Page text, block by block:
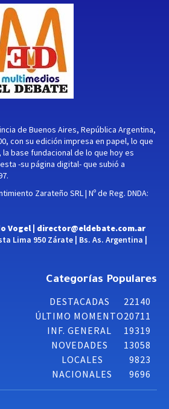
de Buenos Aires, República Argentina,
con su edición impresa en papel, lo que
base fundacional de lo que hoy es
-su página digital- que subió a
Zarateño SRL | Nº de Reg. DNDA:
Vogel | director@eldebate.com.ar
Lima 950 Zárate | Bs. As. Argentina |
Categorías Populares
DESTACADAS
22140
ÚLTIMO MOMENTO20711
INF. GENERAL
19319
NOVEDADES
13058
LOCALES
9823
NACIONALES
9696